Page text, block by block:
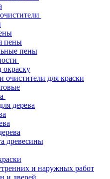
пены
пены
окраску
очистители для краски
дерева
древесины
и наружных работ
и дверей